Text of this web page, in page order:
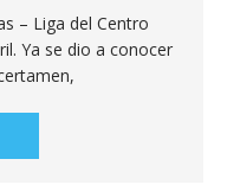
– Liga del Centro
Ya se dio a conocer